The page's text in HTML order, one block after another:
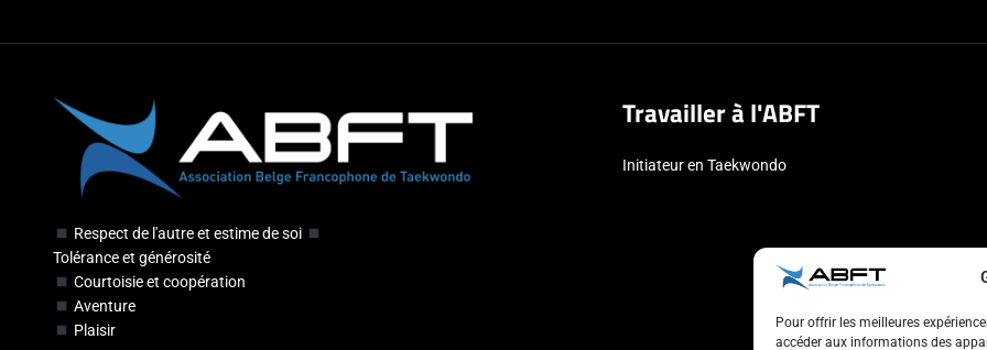
Pour offrir les meilleures
accéder aux informations des
Respect de l'autre et estime de soi
Tolérance et générosité
Courtoisie et coopération
Aventure
Plaisir
Travailler à l'ABFT
Initiateur en Taekwondo